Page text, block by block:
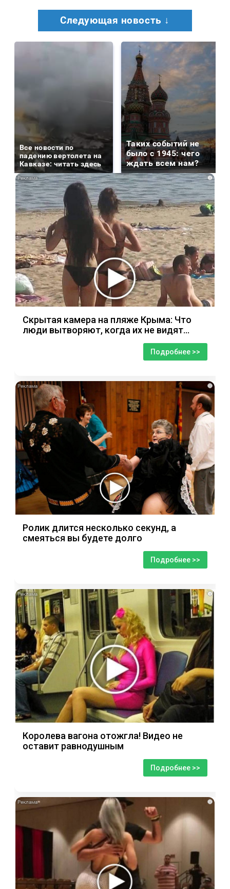
Следующая новость ↓
Все новости по
падению вертолета на
Кавказе: читать здесь
Таких событий не
было с 1945: чего
ждать всем нам?
i
Скрытая камера на пляже Крыма: Что
люди вытворяют, когда их не видят...
Подробнее >>
i
Ролик длится несколько секунд, а
смеяться вы будете долго
Подробнее >>
i
Королева вагона отожгла! Видео не
оставит равнодушным
Подробнее >>
i